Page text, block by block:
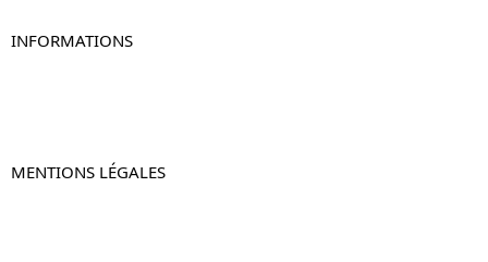
INFORMATIONS
MENTIONS LÉGALES